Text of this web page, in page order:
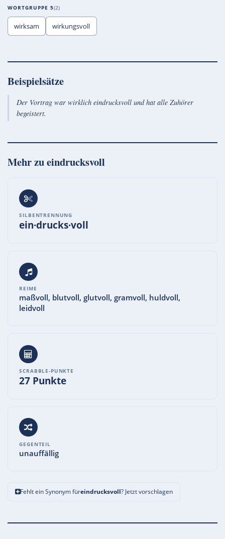
WORTGRUPPE 5 2
wirksam wirkungsvoll
Beispielsätze
Der Vortrag war wirklich eindrucksvoll und hat alle Zuhörer
begeistert.
Mehr zueindrucksvoll
SILBENTRENNUNG
ein·drucks·voll
REIME
maßvoll, blutvoll, glutvoll, gramvoll, huldvoll,
leidvoll
SCRABBLE-PUNKTE
27 Punkte
GEGENTEIL
unauffällig
Fehlt ein Synonym füreindrucksvoll? Jetzt vorschlagen